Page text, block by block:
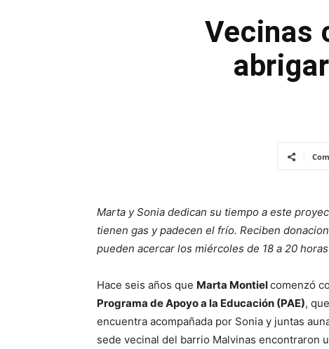
Vecinas
Marta y Sonia dedican su tiempo a este
tienen gas y padecen el frío. Reciben
pueden acercar los miércoles de 18 a 20
Hace seis años que Marta Montielcomenzó
Programa de Apoyo a la Educación (PAE),
encuentra acompañada por Sonia y juntas
sede vecinal del barrio Malvinas encontraron